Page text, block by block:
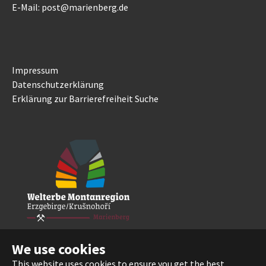
We use cookies
E-Mail: post@marienberg.de
Impressum
Datenschutzerklärung
Erklärung zur Barrierefreiheit Suche